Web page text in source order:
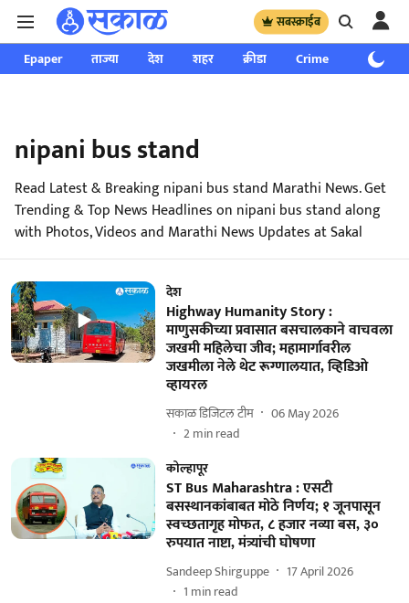
सबस्क्राईब
Epaper ताज्या देश शहर क्रीडा Crime साप्ताहिक
nipani bus stand
Read Latest & Breaking nipani bus stand Marathi News. Get
Trending & Top News Headlines on nipani bus stand along
with Photos, Videos and Marathi News Updates at Sakal
देश
Highway Humanity Story :
माणुसकीच्या प्रवासात बसचालकाने वाचवला
जखमी महिलेचा जीव; महामार्गावरील
जखमीला नेले थेट रूग्णालयात, व्हिडिओ
व्हायरल
सकाळ डिजिटल टीम
06 May 2026
2min read
कोल्हापूर
ST Bus Maharashtra : एसटी
बसस्थानकांबाबत मोठे निर्णय; १ जूनपासून
स्वच्छतागृह मोफत, ८ हजार नव्या बस, ३०
रुपयात नाष्टा, मंत्र्यांची घोषणा
Sandeep Shirguppe
17 April 2026
1 min read